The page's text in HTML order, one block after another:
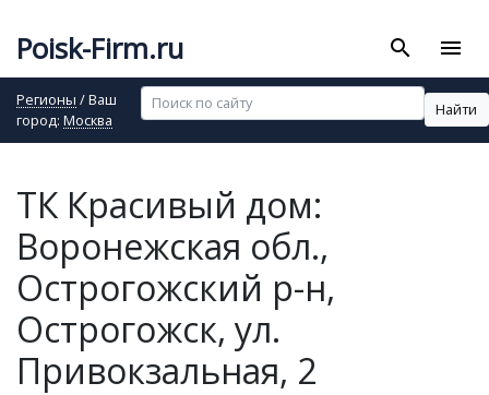
Poisk-Firm.ru search menu
Регионы / Ваш
город: Москва
Найти
ТК Красивый дом:
Воронежская обл.,
Острогожский р-н,
Острогожск, ул.
Привокзальная, 2